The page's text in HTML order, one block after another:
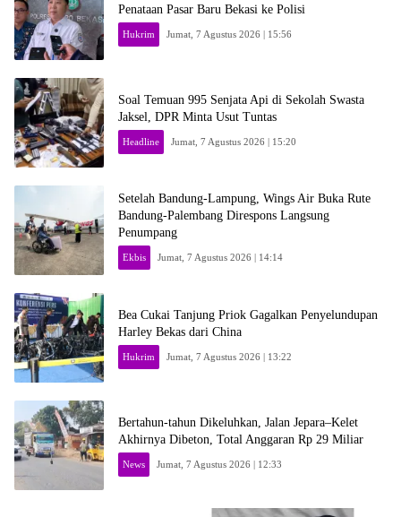
Penataan Pasar Baru Bekasi ke Polisi
Hukrim Jumat, 7 Agustus 2026 | 15:56
Soal Temuan 995 Senjata Api di Sekolah Swasta
Jaksel, DPR Minta Usut Tuntas
Headline Jumat, 7 Agustus 2026 | 15:20
Setelah Bandung-Lampung, Wings Air Buka Rute
Bandung-Palembang Direspons Langsung
Penumpang
Ekbis Jumat, 7 Agustus 2026 | 14:14
Bea Cukai Tanjung Priok Gagalkan Penyelundupan
Harley Bekas dari China
Hukrim Jumat, 7 Agustus 2026 | 13:22
Bertahun-tahun Dikeluhkan, Jalan Jepara–Kelet
Akhirnya Dibeton, Total Anggaran Rp 29 Miliar
News Jumat, 7 Agustus 2026 | 12:33